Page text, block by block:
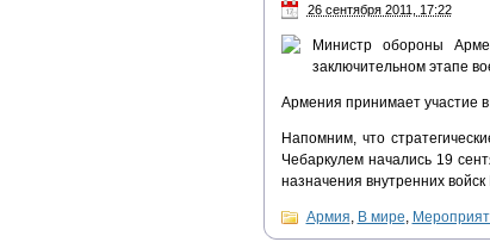
26 сентября 2011, 17:22
Министр обороны
заключительном этапе
Армения принимает участие
Напомним, что
Чебаркулем начались 19
назначения внутренних
Армия, В мире,